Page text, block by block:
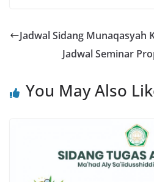
Jadwal Sidang Munaqasyah
Jadwal Seminar
You May Also